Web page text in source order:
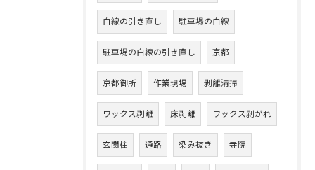
白線の引き直し 駐車場の白線
駐車場の白線の引き直し 京都
京都御所 作業現場 剥離清掃
ワックス剥離 床剥離 ワックス剥がれ
玄関柱 通路 染み抜き 寺院